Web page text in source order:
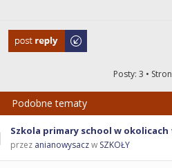
Odpowiedz
Posty: 3 •
Podobne tematy
Szkola primary school w
przez anianowysaczw SZKOŁY